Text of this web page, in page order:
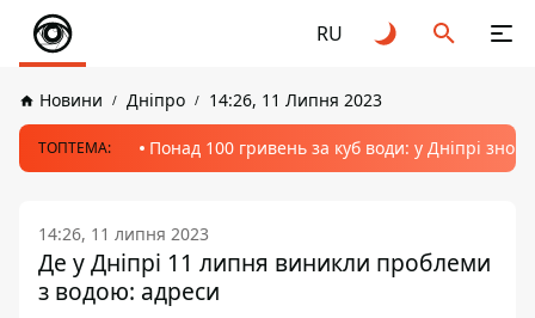
RU
Новини Дніпро 14:26, 11 Липня 2023
ТОПТЕМА: Понад 100 гривень за куб води: у Дніпрі
14:26, 11 липня 2023
Де у Дніпрі 11 липня виникли проблеми
з водою: адреси